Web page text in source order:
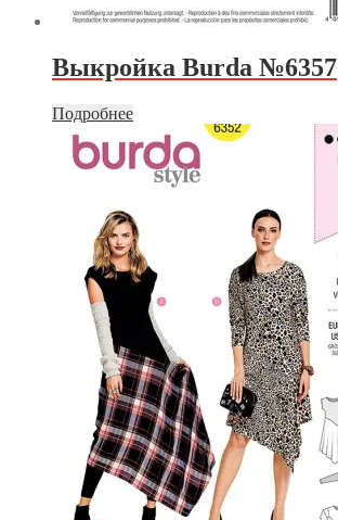
Выкройка Burda №6357
Подробнее